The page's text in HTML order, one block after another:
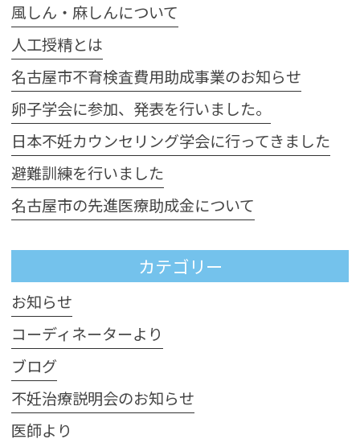
風しん・麻しんについて
人工授精とは
名古屋市不育検査費用助成事業のお知らせ
卵子学会に参加、発表を行いました。
日本不妊カウンセリング学会に行ってきました
避難訓練を行いました
名古屋市の先進医療助成金について
カテゴリー
お知らせ
コーディネーターより
ブログ
不妊治療説明会のお知らせ
医師より